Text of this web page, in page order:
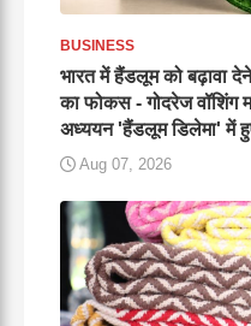
BUSINESS
भारत में हैंडलूम को बढ़ावा
का फोकस - गोदरेज वॉशिंग
अध्ययन 'हैंडलूम डिलेमा' में
Aug 07, 2026